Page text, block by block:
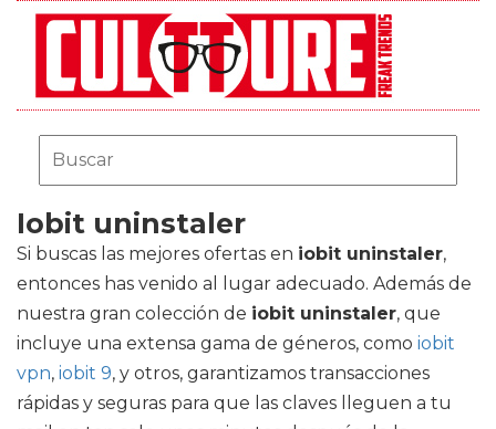
Iobit uninstaler
Si buscas las mejores ofertas en iobit uninstaler,
entonces has venido al lugar adecuado. Además de
nuestra gran colección de iobit uninstaler, que
incluye una extensa gama de géneros, como iobit
vpn, iobit 9, y otros, garantizamos transacciones
rápidas y seguras para que las claves lleguen a tu